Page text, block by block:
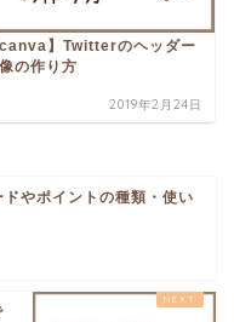
canva】Twitterのヘッダー
の作り方
2019年2月24日
ドやポイントの種類・使い